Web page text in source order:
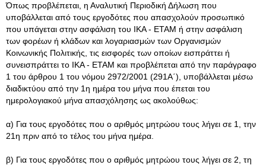
Όπως προβλέπεται, η Αναλυτική Περιοδική Δήλωση που
υποβάλλεται από τους εργοδότες που απασχολούν προσωπικό
που υπάγεται στην ασφάλιση του ΙΚΑ - ΕΤΑΜ ή στην ασφάλιση
των φορέων ή κλάδων και λογαριασμών των Οργανισμών
Κοινωνικής Πολιτικής, τις εισφορές των οποίων εισπράττει ή
συνεισπράττει το ΙΚΑ - ΕΤΑΜ και προβλέπεται από την παράγραφο
1 του άρθρου 1 του νόμου 2972/2001 (291Α΄), υποβάλλεται μέσω
διαδικτύου από την 1η ημέρα του μήνα που έπεται του
ημερολογιακού μήνα απασχόλησης ως ακολούθως:
α) Για τους εργοδότες που ο αριθμός μητρώου τους λήγει σε 1, την
21η πριν από το τέλος του μήνα ημέρα.
β) Για τους εργοδότες που ο αριθμός μητρώου τους λήγει σε 2, τη